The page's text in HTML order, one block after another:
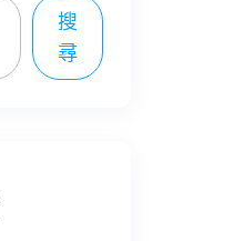
搜
尋